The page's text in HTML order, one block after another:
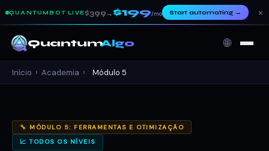
QUANTUMBOT LIVE $399 → $199/mo Start automating→ ×
QuantumAlgo 🌐
Início › Academia › Módulo 5
🔧 MÓDULO 5: FERRAMENTAS E OTIMIZAÇÃO
📈 TODOS OS NÍVEIS